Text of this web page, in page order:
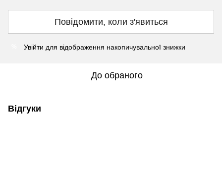
Повідомити, коли з'явиться
Увійти для відображення накопичувальної знижки
До обраного
Відгуки